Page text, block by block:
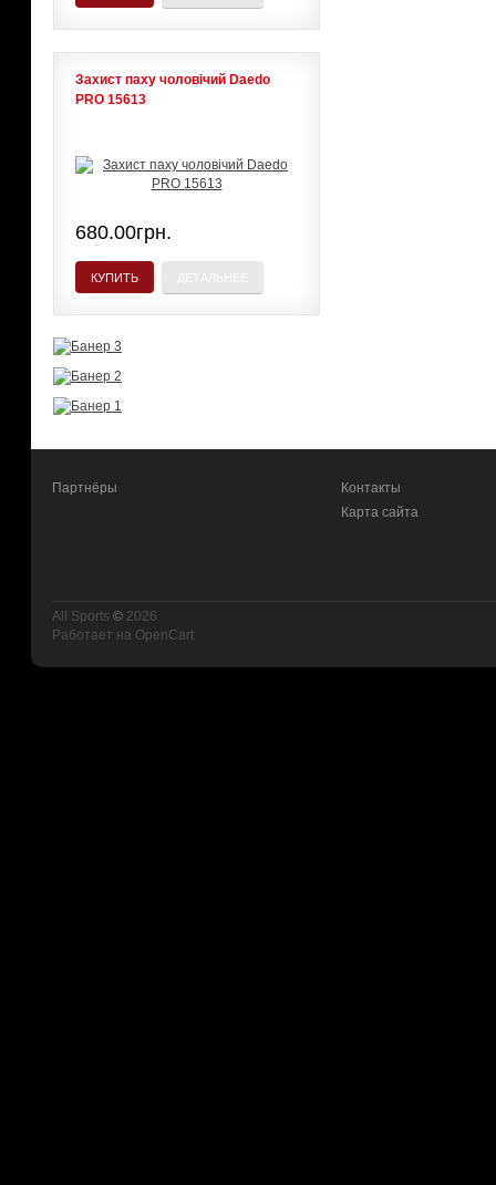
Захист паху чоловічий Daedo
PRO 15613
680.00грн.
КУПИТЬ
Партнёры
Контакты
Карта сайта
All Sports © 2026
Работает на OpenCart